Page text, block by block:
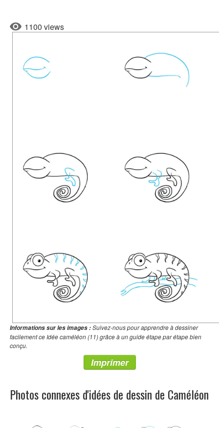
1100 views
Informations sur les images :Suivez-nous pour apprendre à dessiner
facilement ce Idée caméléon (11) grâce à un guide étape par étape bien
conçu.
Imprimer
Photos connexes d'idées de dessin de Caméléon